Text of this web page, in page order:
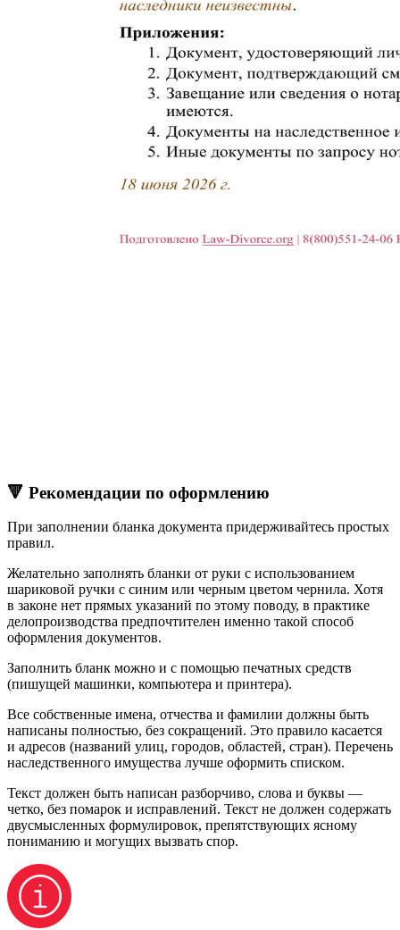
🔻 Рекомендации по оформлению
При заполнении бланка документа придерживайтесь простых
правил.
Желательно заполнять бланки от руки с использованием
шариковой ручки с синим или черным цветом чернила. Хотя
в законе нет прямых указаний по этому поводу, в практике
делопроизводства предпочтителен именно такой способ
оформления документов.
Заполнить бланк можно и с помощью печатных средств
(пишущей машинки, компьютера и принтера).
Все собственные имена, отчества и фамилии должны быть
написаны полностью, без сокращений. Это правило касается
и адресов (названий улиц, городов, областей, стран). Перечень
наследственного имущества лучше оформить списком.
Текст должен быть написан разборчиво, слова и буквы —
четко, без помарок и исправлений. Текст не должен содержать
двусмысленных формулировок, препятствующих ясному
пониманию и могущих вызвать спор.